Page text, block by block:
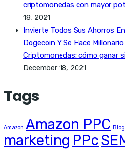
criptomonedas con mayor
18, 2021
Invierte Todos Sus Ahorros
Dogecoin Y Se Hace Millonario
Criptomonedas: cómo ganar
December 18, 2021
Tags
Amazon Amazon PPC Blog
marketing PPc